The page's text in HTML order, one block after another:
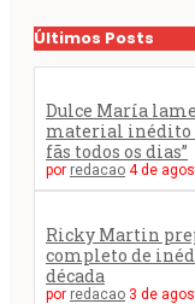
Últimos Posts
Dulce María
material inédito
fãs todos os dias”
por redacao 4 de
Ricky Martin
completo de
década
por redacao 3 de